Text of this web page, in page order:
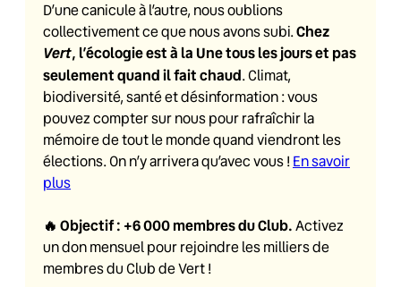
D’une canicule à l’autre, nous oublions
collectivement ce que nous avons subi.Chez
Vert, l’écologie est à la Une tous les jours et pas
seulement quand il fait chaud. Climat,
biodiversité, santé et désinformation : vous
pouvez compter sur nous pour rafraîchir la
mémoire de tout le monde quand viendront les
élections. On n’y arrivera qu’avec vous ! En savoir
plus
🔥 Objectif : +6 000 membres du Club. Activez
un don mensuel pour rejoindre les milliers de
membres du Club de Vert !